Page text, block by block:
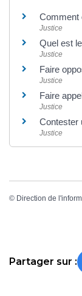
Comment
Justice
Quel est
Justice
Faire
Justice
Faire
Justice
Contester
Justice
© Direction de
Partager sur :